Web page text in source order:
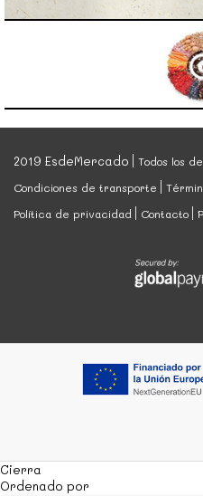
2019 EsdeMercado
Todos los
Condiciones de transporte
Política de privacidad
Contacto
Cierra
Ordenado por